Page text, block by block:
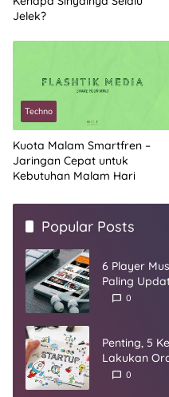
Jelek?
Techno
Kuota Malam Smartfren –
Jaringan Cepat untuk
Kebutuhan Malam Hari
Popular Posts
6 Player
Paling
0
Penting, 5
Lakukan
Startup
0